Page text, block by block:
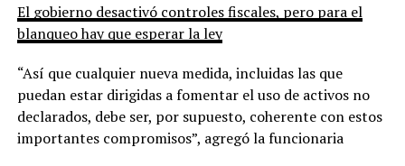
El gobierno desactivó controles fiscales, pero para el
blanqueo hay que esperar la ley
“Así que cualquier nueva medida, incluidas las que
puedan estar dirigidas a fomentar el uso de activos no
declarados, debe ser, por supuesto, coherente con estos
importantes compromisos”, agregó la funcionaria